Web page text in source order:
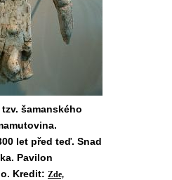
šamanského
let před teď. Snad
Pavilon
Kredit: Zde,